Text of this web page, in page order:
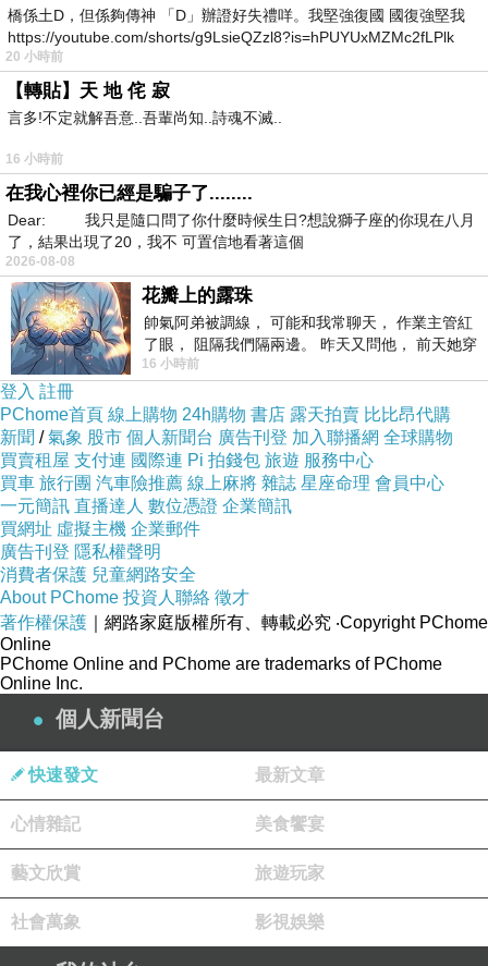
橋係土D，但係夠傳神 「D」辦證好失禮咩。我堅強復國 國復強堅我
https://youtube.com/shorts/g9LsieQZzl8?is=hPUYUxMZMc2fLPlk
20 小時前
【轉貼】天 地 侘 寂
言多!不定就解吾意..吾輩尚知..詩魂不滅..
16 小時前
在我心裡你已經是騙子了........
Dear: 我只是隨口問了你什麼時候生日?想說獅子座的你現在八月
了，結果出現了20，我不 可置信地看著這個
2026-08-08
花瓣上的露珠
帥氣阿弟被調線， 可能和我常聊天， 作業主管紅
了眼， 阻隔我們隔兩邊。 昨天又問他， 前天她穿
什麼顏色衣服， 不經
16 小時前
登入 註冊
PChome首頁 線上購物 24h購物 書店 露天拍賣 比比昂代購
新聞 /氣象 股市 個人新聞台 廣告刊登 加入聯播網 全球購物
買賣租屋 支付連 國際連 Pi 拍錢包 旅遊 服務中心
買車 旅行團 汽車險推薦 線上麻將 雜誌 星座命理 會員中心
一元簡訊 直播達人 數位憑證 企業簡訊
買網址 虛擬主機 企業郵件
廣告刊登 隱私權聲明
消費者保護 兒童網路安全
About PChome 投資人聯絡 徵才
著作權保護 ｜網路家庭版權所有、轉載必究 ‧Copyright PChome
Online
PChome Online and PChome are trademarks of PChome
Online Inc.
個人新聞台
快速發文 最新文章
心情雜記 美食饗宴
藝文欣賞 旅遊玩家
社會萬象 影視娛樂